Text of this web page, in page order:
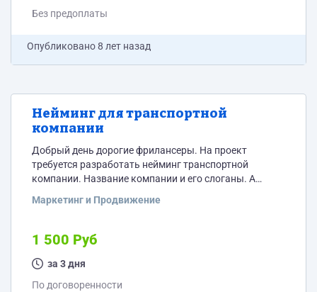
Без предоплаты
Опубликовано8 лет назад
Нейминг для транспортной
компании
Добрый день дорогие фрилансеры. На проект
требуется разработать нейминг транспортной
компании. Название компании и его слоганы. А
создания имени компании. Если вам нужна еще
Маркетинг и Продвижение
1 500 Руб
за 3 дня
По договоренности